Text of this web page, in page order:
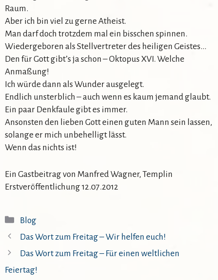
Raum.
Aber ich bin viel zu gerne Atheist.
Man darf doch trotzdem mal ein bisschen spinnen.
Wiedergeboren als Stellvertreter des heiligen Geistes…
Den für Gott gibt’s ja schon – Oktopus XVI. Welche
Anmaßung!
Ich würde dann als Wunder ausgelegt.
Endlich unsterblich – auch wenn es kaum jemand glaubt.
Ein paar Denkfaule gibt es immer.
Ansonsten den lieben Gott einen guten Mann sein lassen,
solange er mich unbehelligt lässt.
Wenn das nichts ist!
Ein Gastbeitrag von Manfred Wagner, Templin
Erstveröffentlichung 12.07.2012
Kategorien
Blog
Das Wort zum Freitag – Wir helfen euch!
Das Wort zum Freitag – Für einen weltlichen
Feiertag!